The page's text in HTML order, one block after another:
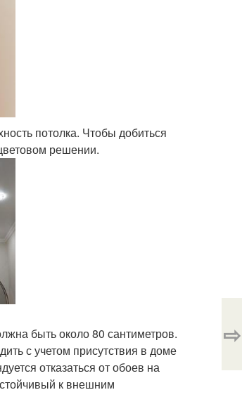
потолка. Чтобы добиться
решении.
быть около 80 сантиметров.
с учетом присутствия в доме
отказаться от обоев на
к внешним
⇨